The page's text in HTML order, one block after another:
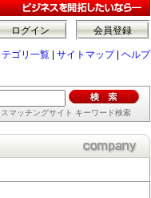
会員登録
ログイン
テゴリ一覧 サイトマップ| ヘルプ
マッチングサイト キーワード検索